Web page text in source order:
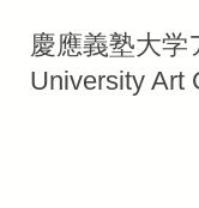
慶應義塾大
University Art